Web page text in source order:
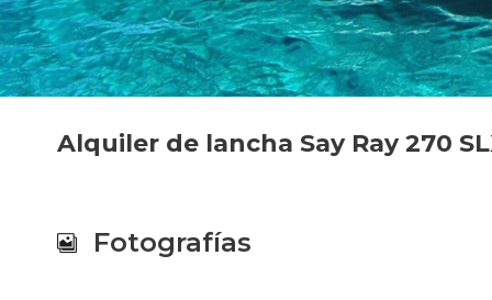
Alquiler de lancha Say Ray 270
Fotografías